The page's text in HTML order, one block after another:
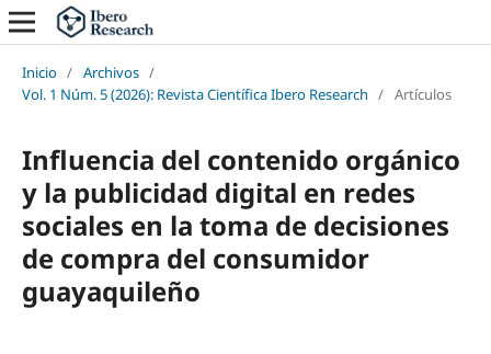
Inicio / Archivos /
Vol. 1 Núm. 5 (2026): Revista Científica Ibero Research / Artículos
Influencia del contenido orgánico
y la publicidad digital en redes
sociales en la toma de decisiones
de compra del consumidor
guayaquileño